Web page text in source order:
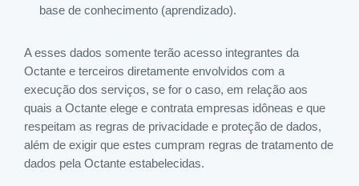
base de conhecimento (aprendizado).
A esses dados somente terão acesso integrantes da
Octante e terceiros diretamente envolvidos com a
execução dos serviços, se for o caso, em relação aos
quais a Octante elege e contrata empresas idôneas e que
respeitam as regras de privacidade e proteção de dados,
além de exigir que estes cumpram regras de tratamento de
dados pela Octante estabelecidas.